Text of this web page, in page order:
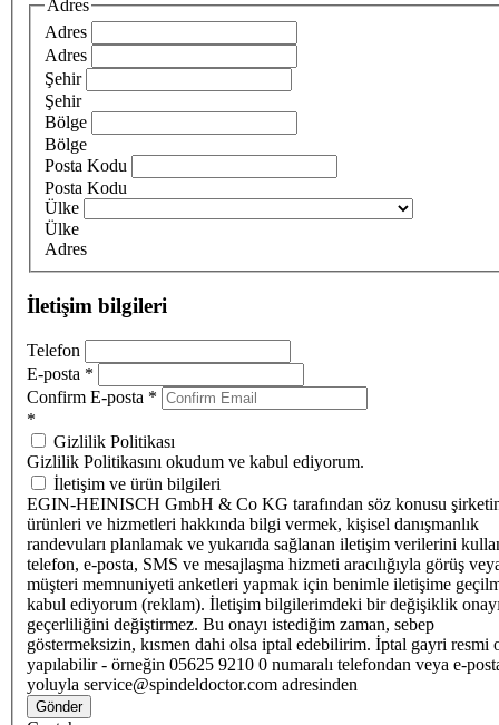
Adres
Adres
Adres
Şehir
Şehir
Bölge
Bölge
Posta Kodu
Posta Kodu
Ülke
Ülke
Adres
İletişim bilgileri
Telefon
E-posta *
Confirm E-posta *
*
Gizlilik Politikası
Gizlilik Politikasını okudum ve kabul ediyorum.
İletişim ve ürün bilgileri
EGIN-HEINISCH GmbH & Co KG tarafından söz konusu
ürünleri ve hizmetleri hakkında bilgi vermek, kişisel danışmanlık
randevuları planlamak ve yukarıda sağlanan iletişim verilerini
telefon, e-posta, SMS ve mesajlaşma hizmeti aracılığıyla görüş
müşteri memnuniyeti anketleri yapmak için benimle iletişime
kabul ediyorum (reklam). İletişim bilgilerimdeki bir değişiklik
geçerliliğini değiştirmez. Bu onayı istediğim zaman, sebep
göstermeksizin, kısmen dahi olsa iptal edebilirim. İptal gayri resmi
yapılabilir - örneğin 05625 9210 0 numaralı telefondan veya e-
yoluyla service@spindeldoctor.com adresinden
Gönder